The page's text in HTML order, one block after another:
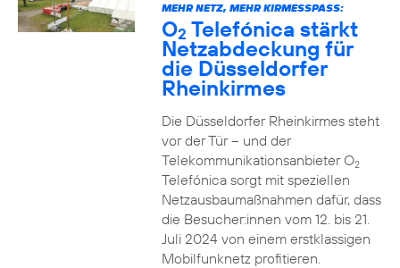
MEHR NETZ, MEHR KIRMESSPASS:
O2 Telefónica stärkt
Netzabdeckung für
die Düsseldorfer
Rheinkirmes
Die Düsseldorfer Rheinkirmes steht
vor der Tür – und der
Telekommunikationsanbieter O2
Telefónica sorgt mit speziellen
Netzausbaumaßnahmen dafür, dass
die Besucher:innen vom 12. bis 21.
Juli 2024 von einem erstklassigen
Mobilfunknetz profitieren.